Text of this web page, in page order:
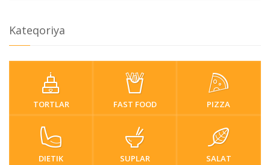
Kateqoriya
TORTLAR FAST FOOD PIZZA
DIETIK SUPLAR SALAT